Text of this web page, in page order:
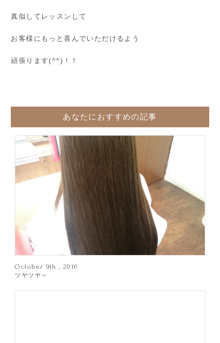
真似してレッスンして
お客様にもっと喜んでいただけるよう
頑張ります(^^)！！
あなたにおすすめの記事
October 9th , 2016
ツヤツヤ～